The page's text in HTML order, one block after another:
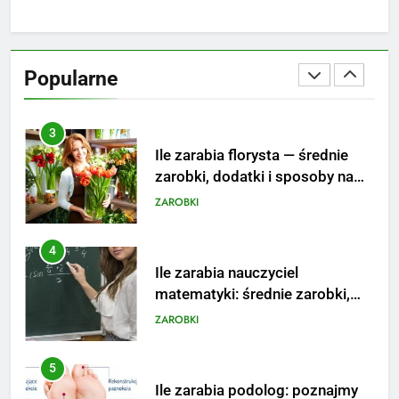
Popularne
Ile zarabia florysta — średnie
zarobki, dodatki i sposoby na
4
Ile zarabia nauczyciel
matematyki: średnie zarobki,
dodatki i perspektywy
ZAROBKI
5
Ile zarabia podolog: poznajmy
średnie zarobki na tym
stanowisku
ZAROBKI
6
Akcje charytatywne w szkole: